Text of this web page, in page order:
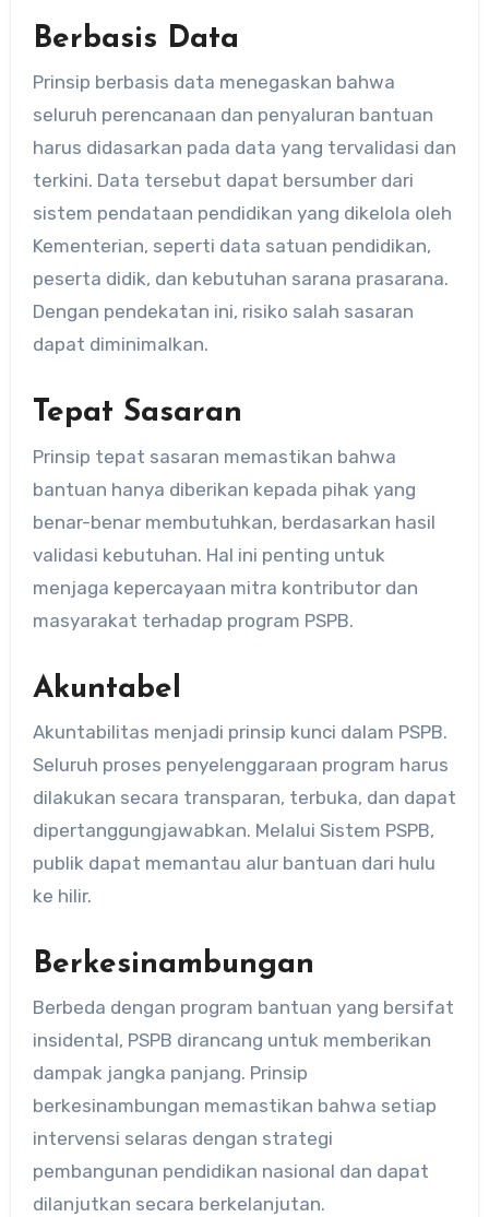
Berbasis Data
Prinsip berbasis data menegaskan bahwa
seluruh perencanaan dan penyaluran bantuan
harus didasarkan pada data yang tervalidasi dan
terkini. Data tersebut dapat bersumber dari
sistem pendataan pendidikan yang dikelola oleh
Kementerian, seperti data satuan pendidikan,
peserta didik, dan kebutuhan sarana prasarana.
Dengan pendekatan ini, risiko salah sasaran
dapat diminimalkan.
Tepat Sasaran
Prinsip tepat sasaran memastikan bahwa
bantuan hanya diberikan kepada pihak yang
benar-benar membutuhkan, berdasarkan hasil
validasi kebutuhan. Hal ini penting untuk
menjaga kepercayaan mitra kontributor dan
masyarakat terhadap program PSPB.
Akuntabel
Akuntabilitas menjadi prinsip kunci dalam PSPB.
Seluruh proses penyelenggaraan program harus
dilakukan secara transparan, terbuka, dan dapat
dipertanggungjawabkan. Melalui Sistem PSPB,
publik dapat memantau alur bantuan dari hulu
ke hilir.
Berkesinambungan
Berbeda dengan program bantuan yang bersifat
insidental, PSPB dirancang untuk memberikan
dampak jangka panjang. Prinsip
berkesinambungan memastikan bahwa setiap
intervensi selaras dengan strategi
pembangunan pendidikan nasional dan dapat
dilanjutkan secara berkelanjutan.